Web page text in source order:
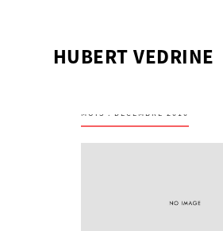
HUBERT VEDRINE
MOIS : DÉCEMBRE 2010